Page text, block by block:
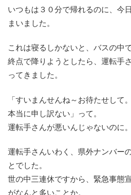
いつもは３０分で帰れるのに、今
まいました。
これは寝るしかないと、バスの中
終点で降りようとしたら、運転手
ってきました。
「すいまんせんね～お待たせして
本当に申し訳ない」って。
運転手さんが悪いんじゃないのに。
運転手さんいわく、県外ナンバー
とでした。
世の中三連休ですから、緊急事態
がなんと多いことか。